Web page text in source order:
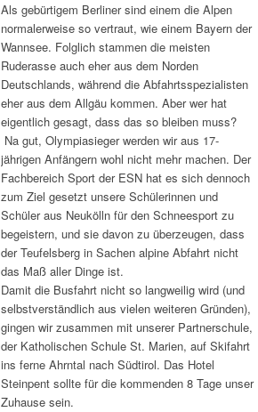
Als gebürtigem Berliner sind einem die Alpen
normalerweise so vertraut, wie einem Bayern der
Wannsee. Folglich stammen die meisten
Ruderasse auch eher aus dem Norden
Deutschlands, während die Abfahrtsspezialisten
eher aus dem Allgäu kommen. Aber wer hat
eigentlich gesagt, dass das so bleiben muss?
Na gut, Olympiasieger werden wir aus 17-
jährigen Anfängern wohl nicht mehr machen. Der
Fachbereich Sport der ESN hat es sich dennoch
zum Ziel gesetzt unsere Schülerinnen und
Schüler aus Neukölln für den Schneesport zu
begeistern, und sie davon zu überzeugen, dass
der Teufelsberg in Sachen alpine Abfahrt nicht
das Maß aller Dinge ist.
Damit die Busfahrt nicht so langweilig wird (und
selbstverständlich aus vielen weiteren Gründen),
gingen wir zusammen mit unserer Partnerschule,
der Katholischen Schule St. Marien, auf Skifahrt
ins ferne Ahrntal nach Südtirol. Das Hotel
Steinpent sollte für die kommenden 8 Tage unser
Zuhause sein.